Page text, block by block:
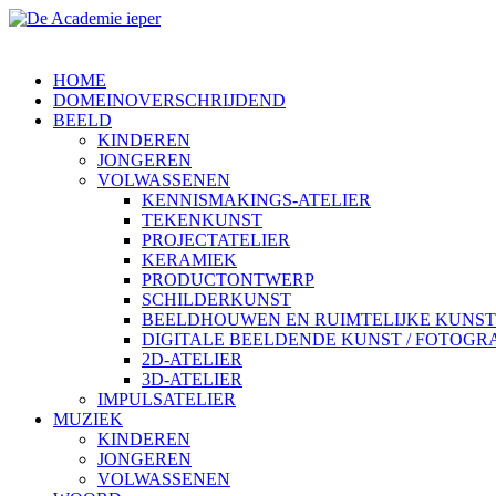
HOME
DOMEINOVERSCHRIJDEND
BEELD
KINDEREN
JONGEREN
VOLWASSENEN
KENNISMAKINGS-ATELIER
TEKENKUNST
PROJECTATELIER
KERAMIEK
PRODUCTONTWERP
SCHILDERKUNST
BEELDHOUWEN EN RUIMTELIJKE KUNST
DIGITALE BEELDENDE KUNST /
2D-ATELIER
3D-ATELIER
IMPULSATELIER
MUZIEK
KINDEREN
JONGEREN
VOLWASSENEN